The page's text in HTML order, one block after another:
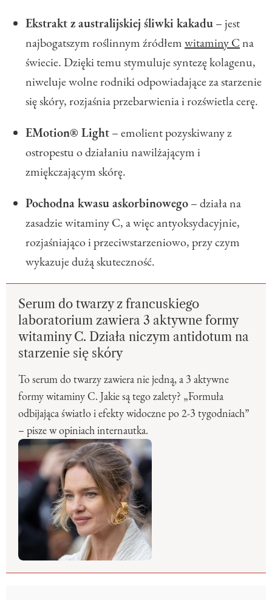
Ekstrakt z australijskiej śliwki kakadu– jest
najbogatszym roślinnym źródłemwitaminy Cna
świecie. Dzięki temu stymuluje syntezę kolagenu,
niweluje wolne rodniki odpowiadające za starzenie
się skóry, rozjaśnia przebarwienia i rozświetla cerę.
EMotion® Light– emolient pozyskiwany z
ostropestu o działaniu nawilżającym i
zmiękczającym skórę.
Pochodna kwasu askorbinowego– działa na
zasadzie witaminy C, a więc antyoksydacyjnie,
rozjaśniająco i przeciwstarzeniowo, przy czym
wykazuje dużą skuteczność.
Serum do twarzy z francuskiego
laboratorium zawiera 3 aktywne formy
witaminy C. Działa niczym antidotum na
starzenie się skóry
To serum do twarzy zawiera nie jedną, a 3 aktywne
formy witaminy C. Jakie są tego zalety? „Formuła
odbijająca światło i efekty widoczne po 2-3 tygodniach”
– pisze w opiniach internautka.